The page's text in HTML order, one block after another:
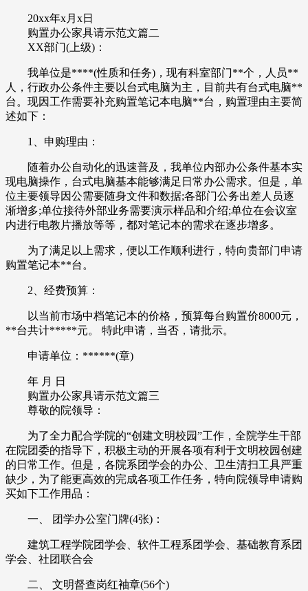
20xx年x月x日
购置办公家具请示范文篇二
XX部门(上级)：
我单位是****(性质和任务)，现有科室部门**个，人员**
人，行政办公条件主要以台式电脑为主，目前共有台式电脑**
台。现因工作需要补充购置笔记本电脑**台，购置理由主要简
述如下：
1、申购理由：
随着办公自动化的迅速普及，我单位内部办公条件基本实
现电脑操作，台式电脑基本能够满足日常办公需求。但是，单
位主要领导因公需要随身文件和数据;各部门公务出差人员逐
渐增多;单位接待外部业务需要演示样品和介绍;单位在会议室
内进行电教片播放等等，都对笔记本的需求在逐步增多。
为了满足以上需求，便以工作顺利进行，特向贵部门申请
购置笔记本**台。
2、经费预算：
以当前市场中档笔记本的价格，预算每台购置价8000元，
**台共计*****元。 特此申请，当否，请批示。
申请单位：******(章)
年 月 日
购置办公家具请示范文篇三
尊敬的院领导：
为了全力配合学院的“创建文明校园”工作，全院学生干部
在院团委的指导下，积极主动的开展各项有利于文明校园创建
的日常工作。但是，各院系团学会的办公、卫生清扫工具严重
缺少，为了能更高效的完成各项工作任务，特向院领导申请购
买如下工作用品：
一、 团学办公室门牌(4张)：
建筑工程学院团学会、软件工程系团学会、基础教育系团
学会、社团联合会
二、 文明督查岗红袖章(56个)